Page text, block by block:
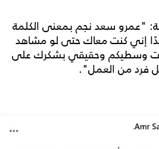
"عمرو سعد نجم بمعنى الكلمة
إني كنت معاك حتى لو مشاهد
وسطيكم وحقيقي بشكرك على
فرد من العمل".